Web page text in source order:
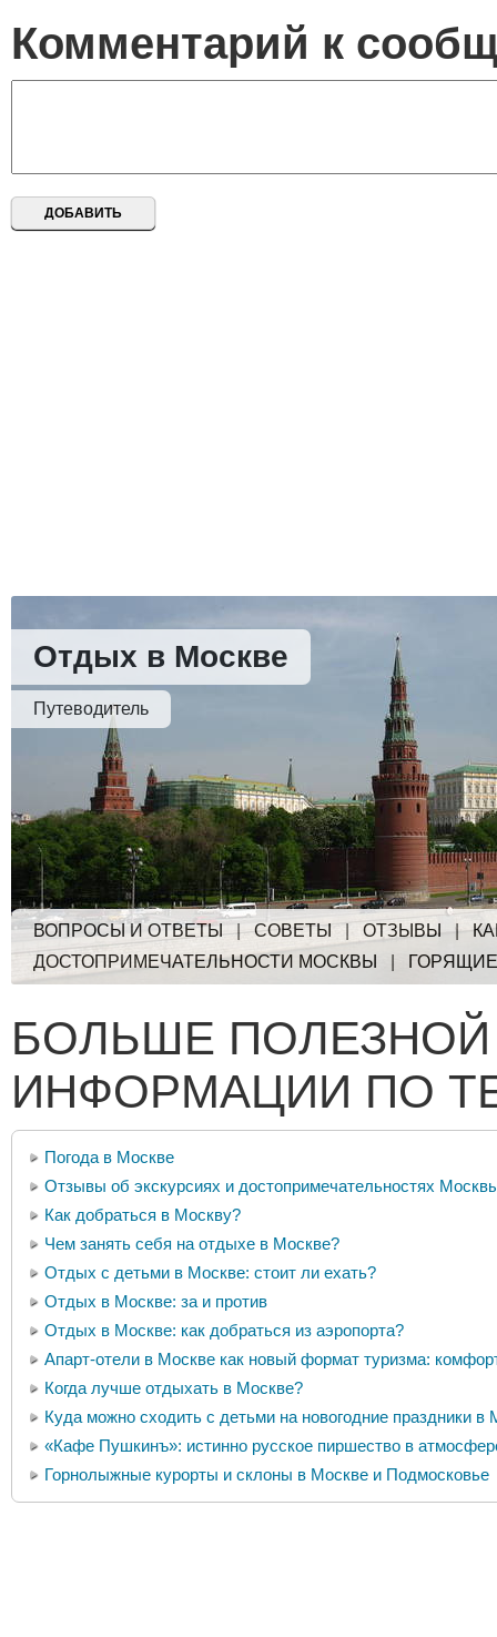
Комментарий к
Отдых в Москве
Путеводитель
ВОПРОСЫ И ОТВЕТЫ|СОВЕТЫ | ОТЗЫВЫ |
ДОСТОПРИМЕЧАТЕЛЬНОСТИ МОСКВЫ
БОЛЬШЕ ПОЛЕЗНОЙ
ИНФОРМАЦИИ ПО
Погода в Москве
Отзывы об экскурсиях и достопримечательностях
Как добраться в Москву?
Чем занять себя на отдыхе в Москве?
Отдых с детьми в Москве: стоит ли ехать?
Отдых в Москве: за и против
Отдых в Москве: как добраться из аэропорта?
Апарт-отели в Москве как новый формат туризма:
Когда лучше отдыхать в Москве?
Куда можно сходить с детьми на новогодние праздники в
«Кафе Пушкинъ»: истинно русское пиршество в
Горнолыжные курорты и склоны в Москве и Подмосковье